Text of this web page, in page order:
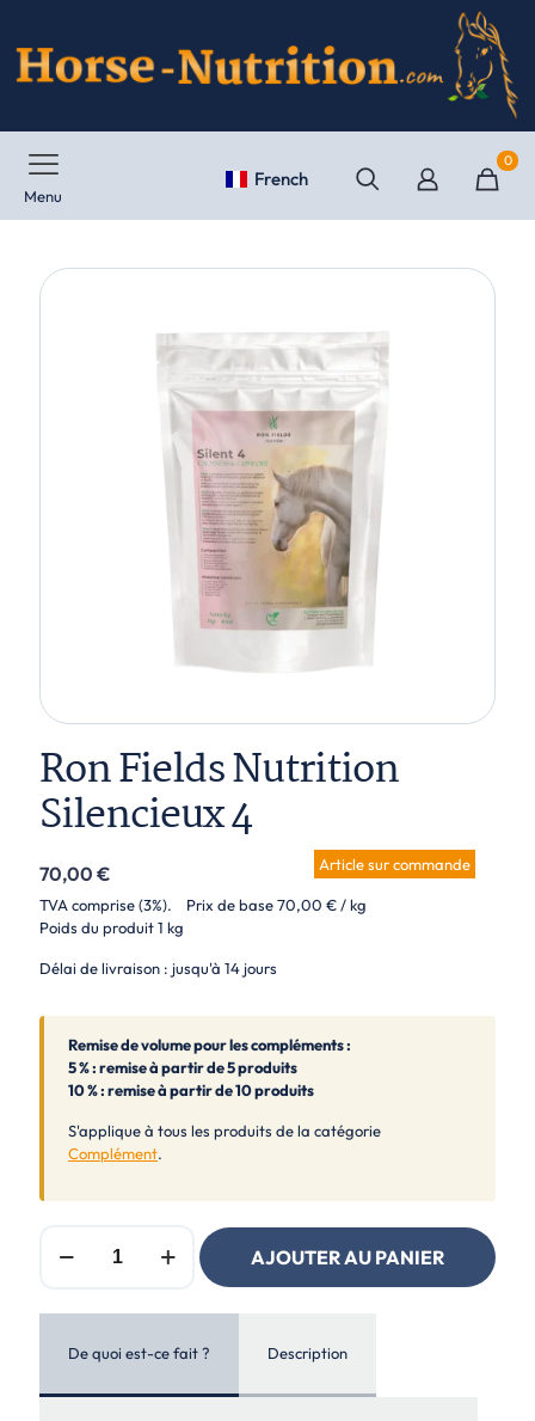
Menu
French
0
Ron Fields Nutrition
Silencieux 4
70,00 € Article sur commande
TVA comprise (3%). Prix de base70,00 €/ kg
Poids du produit1 kg
Délai de livraison : jusqu'à 14 jours
Remise de volume pour les compléments :
5 % : remise à partir de 5 produits
10 % : remise à partir de 10 produits
S'applique à tous les produits de la catégorie
Complément.
Silent
AJOUTER AU PANIER
De quoi est-ce fait ? Description